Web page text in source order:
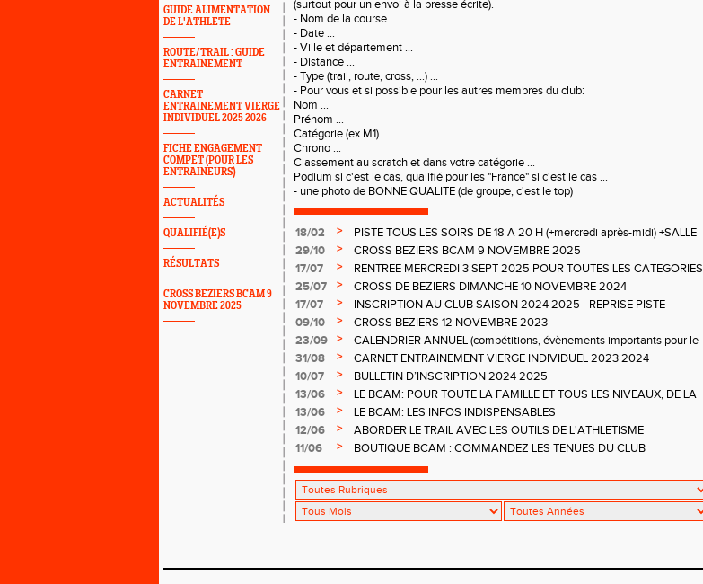
GUIDE ALIMENTATION
DE L'ATHLETE
ROUTE/TRAIL : GUIDE
ENTRAINEMENT
CARNET
ENTRAINEMENT VIERGE
INDIVIDUEL 2025 2026
FICHE ENGAGEMENT
COMPET (POUR LES
ENTRAINEURS)
ACTUALITÉS
QUALIFIÉ(E)S
RÉSULTATS
CROSS BEZIERS BCAM 9
NOVEMBRE 2025
(surtout pour un envoi à la presse écrite).
- Nom de la course ...
- Date ...
- Ville et département ...
- Distance ...
- Type (trail, route, cross, ...) ...
- Pour vous et si possible pour les autres membres du club:
Nom ...
Prénom ...
Catégorie (ex M1) ...
Chrono ...
Classement au scratch et dans votre catégorie ...
Podium si c'est le cas, qualifié pour les "France" si c'est le cas ...
- une photo de BONNE QUALITE (de groupe, c'est le top)
18/02 >
PISTE TOUS LES SOIRS DE 18 A 20 H (+mercredi après-midi) +SALLE
MUSCU SAMEDI +SORTIES NATURE
29/10 >
CROSS BEZIERS BCAM 9 NOVEMBRE 2025
17/07
>
RENTREE MERCREDI 3 SEPT 2025 POUR TOUTES LES CATEGORIES
25/07
>
CROSS DE BEZIERS DIMANCHE 10 NOVEMBRE 2024
17/07
>
INSCRIPTION AU CLUB SAISON 2024 2025 - REPRISE PISTE
MERCREDI 4 SEPTEMBRE 2024
09/10 >
CROSS BEZIERS 12 NOVEMBRE 2023
23/09
>
CALENDRIER ANNUEL (compétitions, évènements importants pour le
club, etc)
31/08 >
CARNET ENTRAINEMENT VIERGE INDIVIDUEL 2023 2024
10/07
>
BULLETIN D’INSCRIPTION 2024 2025
13/06
>
LE BCAM: POUR TOUTE LA FAMILLE ET TOUS LES NIVEAUX, DE LA
PISTE AU TRAIL
13/06 >
LE BCAM: LES INFOS INDISPENSABLES
12/06
>
ABORDER LE TRAIL AVEC LES OUTILS DE L'ATHLETISME
11/06
> BOUTIQUE BCAM : COMMANDEZ LES TENUES DU CLUB